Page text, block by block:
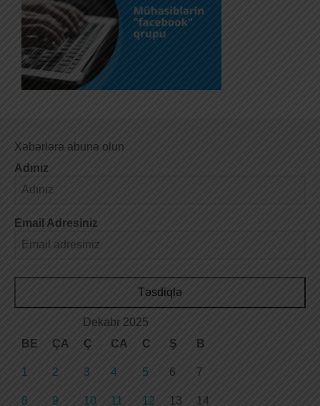
Xəbərlərə abunə olun
Adınız
Email Adresiniz
Təsdiqlə
Dekabr 2025
BE
ÇA Ç CA C Ş B
1 2 3 4 5 6 7
8 9 10 11 12 13 14